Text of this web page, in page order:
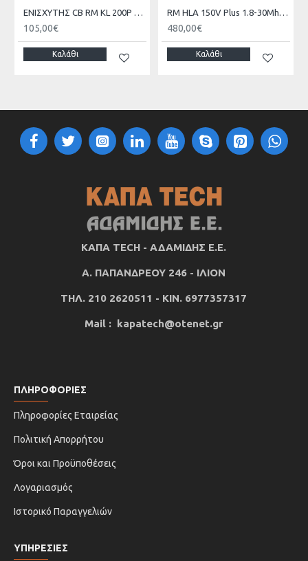
ΕΝΙΣΧΥΤΗΣ CB RM KL 200P ΑΥΤΟΚΙΝΗΤΟΥ 100W 20-30MHz
105,00€
Καλάθι
RM HLA 150V Plus 1.8-30Mhz Amplifier/Fans
480,00€
Καλάθι
ΚΑΠΑ TECH - ΑΔΑΜΙΔΗΣ Ε.Ε.
Α. ΠΑΠΑΝΔΡΕΟΥ 246 - ΙΛΙΟΝ
ΤΗΛ. 210 2620511 - ΚΙΝ. 6977357317
Mail : kapatech@otenet.gr
ΠΛΗΡΟΦΟΡΙΕΣ
Πληροφορίες Εταιρείας
Πολιτική Απορρήτου
Όροι και Προϋποθέσεις
Λογαριασμός
Ιστορικό Παραγγελιών
ΥΠΗΡΕΣΙΕΣ